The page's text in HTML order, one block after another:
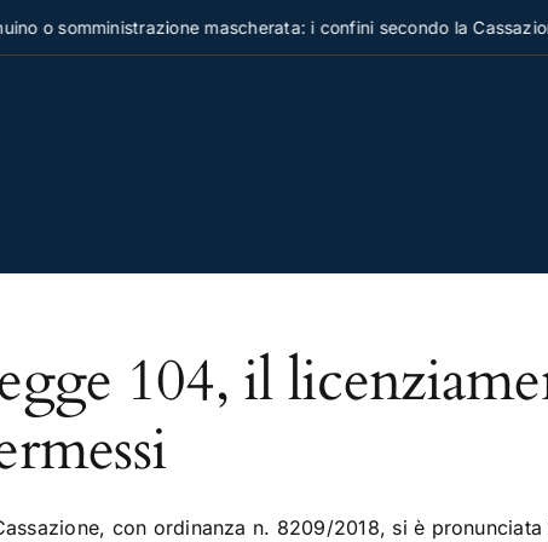
o somministrazione mascherata: i confini secondo la
104, il
con ordinanza n. 8209/2018, si è